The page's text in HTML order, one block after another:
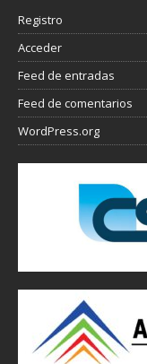
Registro
Acceder
Feed de entradas
Feed de comentarios
WordPress.org